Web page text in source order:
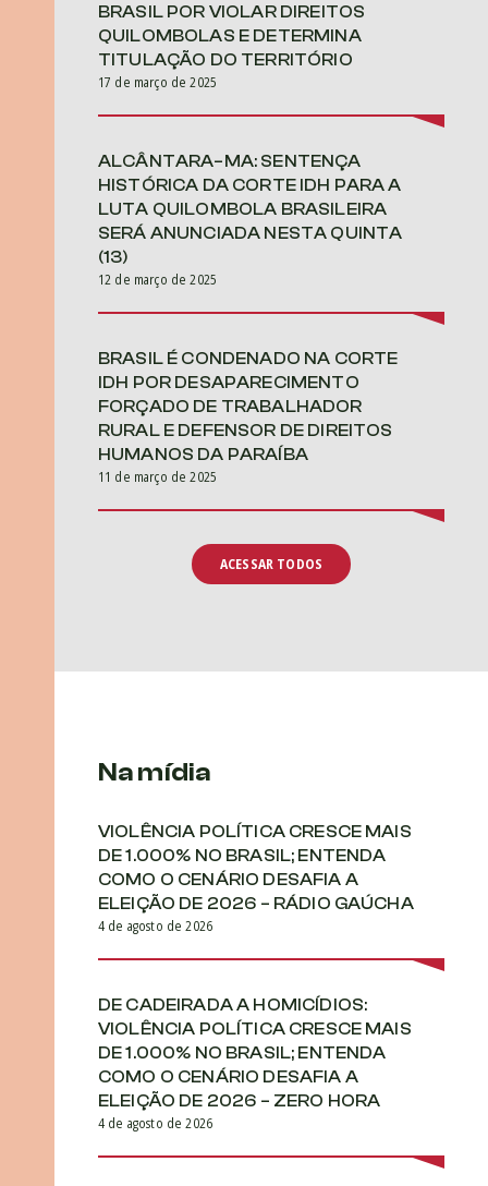
BRASIL POR VIOLAR DIREITOS
QUILOMBOLAS E DETERMINA
TITULAÇÃO DO TERRITÓRIO
17 de março de 2025
ALCÂNTARA–MA: SENTENÇA
HISTÓRICA DA CORTE IDH PARA A
LUTA QUILOMBOLA BRASILEIRA
SERÁ ANUNCIADA NESTA QUINTA
(13)
12 de março de 2025
BRASIL É CONDENADO NA CORTE
IDH POR DESAPARECIMENTO
FORÇADO DE TRABALHADOR
RURAL E DEFENSOR DE DIREITOS
HUMANOS DA PARAÍBA
11 de março de 2025
ACESSAR TODOS
Na mídia
VIOLÊNCIA POLÍTICA CRESCE MAIS
DE 1.000% NO BRASIL; ENTENDA
COMO O CENÁRIO DESAFIA A
ELEIÇÃO DE 2026 – RÁDIO GAÚCHA
4 de agosto de 2026
DE CADEIRADA A HOMICÍDIOS:
VIOLÊNCIA POLÍTICA CRESCE MAIS
DE 1.000% NO BRASIL; ENTENDA
COMO O CENÁRIO DESAFIA A
ELEIÇÃO DE 2026 – ZERO HORA
4 de agosto de 2026